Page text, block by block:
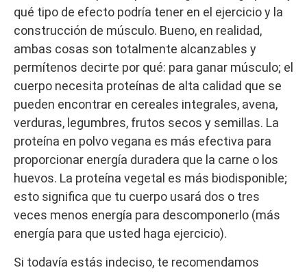
qué tipo de efecto podría tener en el ejercicio y la
construcción de músculo. Bueno, en realidad,
ambas cosas son totalmente alcanzables y
permítenos decirte por qué: para ganar músculo; el
cuerpo necesita proteínas de alta calidad que se
pueden encontrar en cereales integrales, avena,
verduras, legumbres, frutos secos y semillas. La
proteína en polvo vegana es más efectiva para
proporcionar energía duradera que la carne o los
huevos. La proteína vegetal es más biodisponible;
esto significa que tu cuerpo usará dos o tres
veces menos energía para descomponerlo (más
energía para que usted haga ejercicio).
Si todavía estás indeciso, te recomendamos